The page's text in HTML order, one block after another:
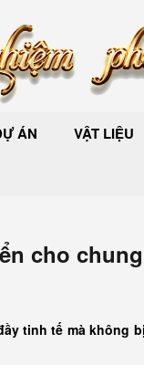
ÁN VẬT LIỆU
cho
tinh tế mà không